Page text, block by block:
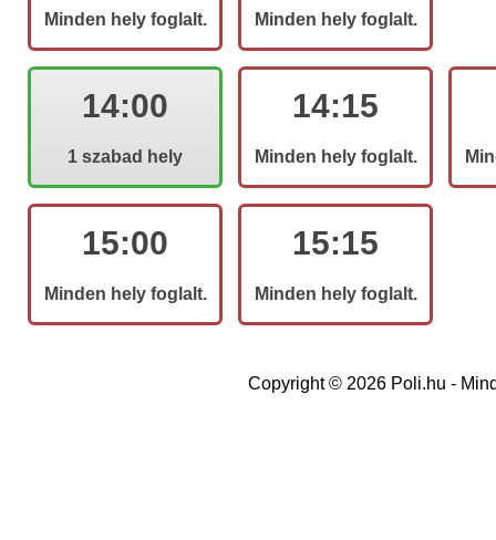
Minden hely foglalt. Minden hely foglalt.
14:00
1 szabad hely
14:15
Minden hely foglalt.
15:00
Minden hely foglalt.
15:15
Minden hely foglalt.
Copyright © 2026 Poli.hu -